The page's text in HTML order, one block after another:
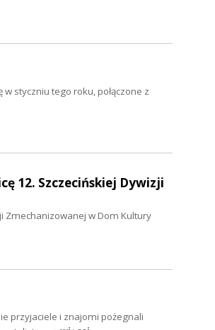
styczniu tego roku, połączone z
12. Szczecińskiej Dywizji
Zmechanizowanej w Dom Kultury
przyjaciele i znajomi pożegnali